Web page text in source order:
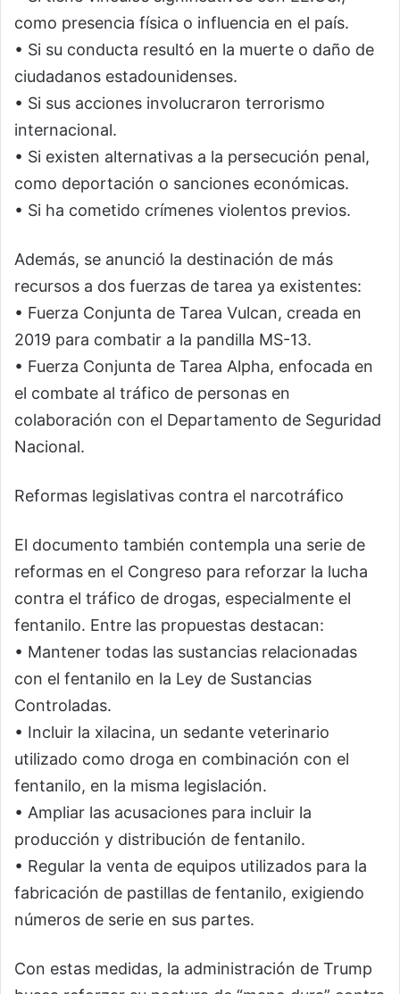
como presencia física o influencia en el país.
• Si su conducta resultó en la muerte o daño de
ciudadanos estadounidenses.
• Si sus acciones involucraron terrorismo
internacional.
• Si existen alternativas a la persecución penal,
como deportación o sanciones económicas.
• Si ha cometido crímenes violentos previos.
Además, se anunció la destinación de más
recursos a dos fuerzas de tarea ya existentes:
• Fuerza Conjunta de Tarea Vulcan, creada en
2019 para combatir a la pandilla MS-13.
• Fuerza Conjunta de Tarea Alpha, enfocada en
el combate al tráfico de personas en
colaboración con el Departamento de Seguridad
Nacional.
Reformas legislativas contra el narcotráfico
El documento también contempla una serie de
reformas en el Congreso para reforzar la lucha
contra el tráfico de drogas, especialmente el
fentanilo. Entre las propuestas destacan:
• Mantener todas las sustancias relacionadas
con el fentanilo en la Ley de Sustancias
Controladas.
• Incluir la xilacina, un sedante veterinario
utilizado como droga en combinación con el
fentanilo, en la misma legislación.
• Ampliar las acusaciones para incluir la
producción y distribución de fentanilo.
• Regular la venta de equipos utilizados para la
fabricación de pastillas de fentanilo, exigiendo
números de serie en sus partes.
Con estas medidas, la administración de Trump